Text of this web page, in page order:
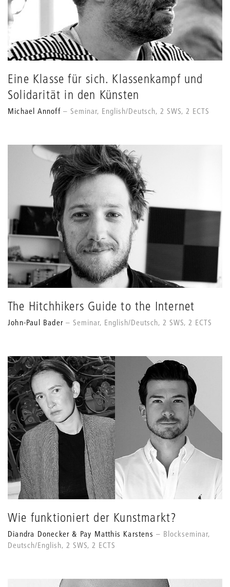
Eine Klasse für sich. Klassenkampf und
Solidarität in den Künsten
Michael Annoff Seminar, English/Deutsch, 2 SWS, 2 ECTS
The Hitchhikers Guide to the Internet
John-Paul Bader Seminar, English/Deutsch, 2 SWS, 2 ECTS
Wie funktioniert der Kunstmarkt?
Diandra Donecker & Pay Matthis Karstens
Blockseminar,
Deutsch/English, 2 SWS, 2 ECTS